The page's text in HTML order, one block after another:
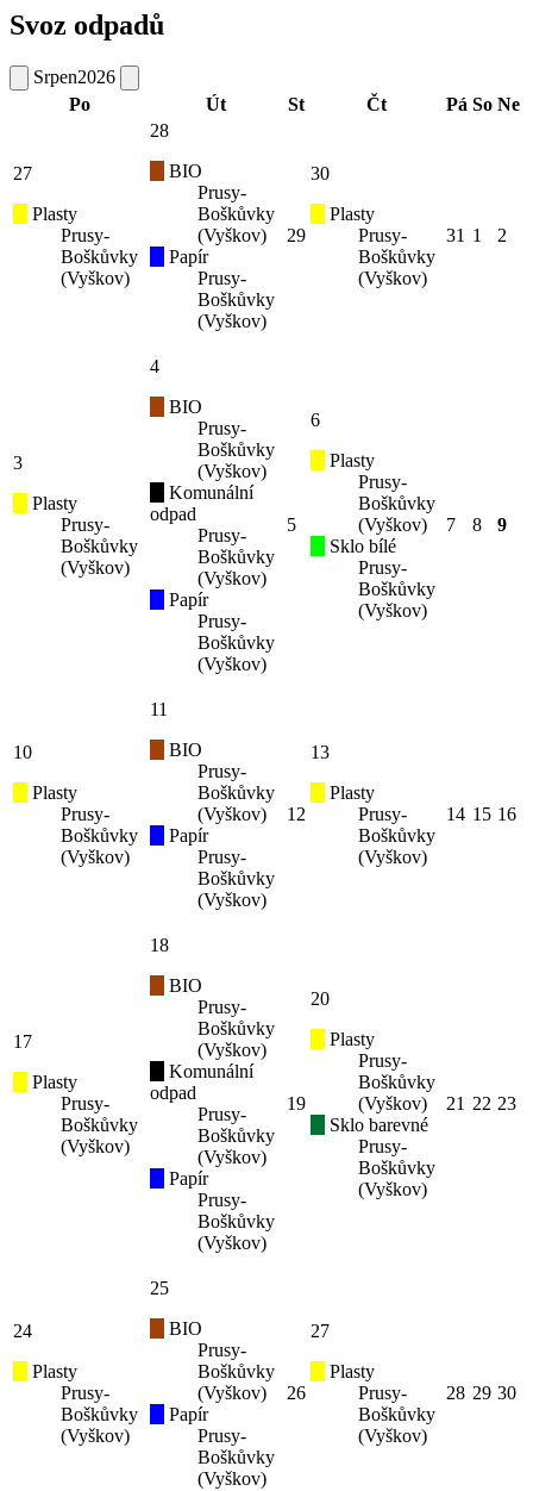
Svoz odpadů
Srpen2026
Po
Út St Čt Pá So Ne
27
Plasty
Prusy-
Boškůvky
(Vyškov)
28
BIO
Prusy-
Boškůvky
(Vyškov)
Papír
Prusy-
Boškůvky
(Vyškov)
29
30
Plasty
Prusy-
Boškůvky
(Vyškov)
31 1 2
3
Plasty
Prusy-
Boškůvky
(Vyškov)
4
BIO
Prusy-
Boškůvky
(Vyškov)
Komunální
odpad
Prusy-
Boškůvky
(Vyškov)
Papír
Prusy-
Boškůvky
(Vyškov)
5
6
Plasty
Prusy-
Boškůvky
(Vyškov)
Sklo bílé
Prusy-
Boškůvky
(Vyškov)
7 8 9
10
Plasty
Prusy-
Boškůvky
(Vyškov)
11
BIO
Prusy-
Boškůvky
(Vyškov)
Papír
Prusy-
Boškůvky
(Vyškov)
12
13
Plasty
Prusy-
Boškůvky
(Vyškov)
14 15 16
17
Plasty
Prusy-
Boškůvky
(Vyškov)
18
BIO
Prusy-
Boškůvky
(Vyškov)
Komunální
odpad
Prusy-
Boškůvky
(Vyškov)
Papír
Prusy-
Boškůvky
(Vyškov)
19
20
Plasty
Prusy-
Boškůvky
(Vyškov)
Sklo barevné
Prusy-
Boškůvky
(Vyškov)
21 22 23
24
Plasty
Prusy-
Boškůvky
(Vyškov)
25
BIO
Prusy-
Boškůvky
(Vyškov)
Papír
Prusy-
Boškůvky
(Vyškov)
26
27
Plasty
Prusy-
Boškůvky
(Vyškov)
28 29 30